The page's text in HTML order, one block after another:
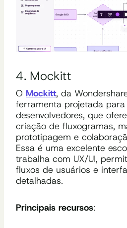
4. Mockitt
O Mockitt, da
ferramenta projetada para
desenvolvedores, que
criação de fluxogramas,
prototipagem e
Essa é uma excelente
trabalha com UX/UI,
fluxos de usuários e
detalhadas.
Principais recursos: